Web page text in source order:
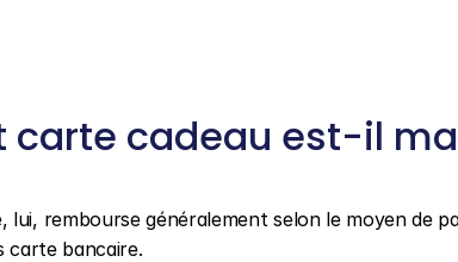
carte cadeau est-il
rembourse généralement selon le moyen de
carte bancaire.